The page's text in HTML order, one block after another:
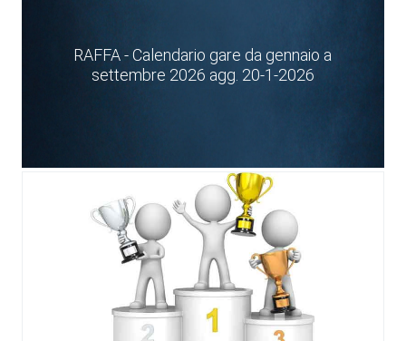
RAFFA - Calendario gare da gennaio a
settembre 2026 agg. 20-1-2026